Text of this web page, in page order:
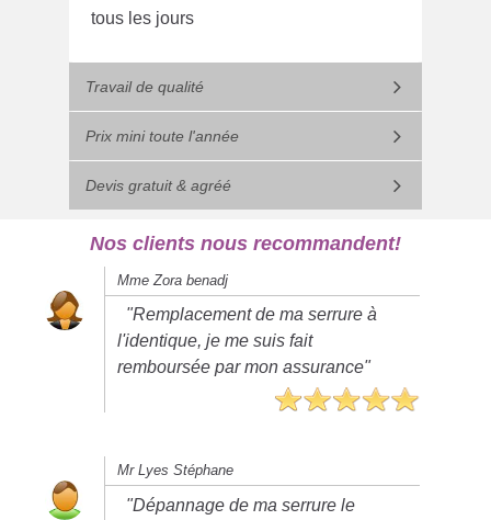
tous les jours
Travail de qualité
Prix mini toute l'année
Devis gratuit & agréé
Nos clients nous recommandent!
Mme Zora benadj
"Remplacement de ma serrure à
l'identique, je me suis fait
remboursée par mon assurance"
Mr Lyes Stéphane
"Dépannage de ma serrure le